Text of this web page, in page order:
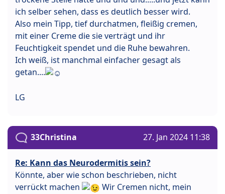
ich selber sehen, dass es deutlich besser wird.
Also mein Tipp, tief durchatmen, fleißig cremen,
mit einer Creme die sie verträgt und ihr
Feuchtigkeit spendet und die Ruhe bewahren.
Ich weiß, ist manchmal einfacher gesagt als
getan....
LG
33Christina 27. Jan 2024 11:38
Re: Kann das Neurodermitis sein?
Könnte, aber wie schon beschrieben, nicht
verrückt machen
Wir Cremen nicht, mein